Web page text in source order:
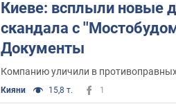
Киеве: всплыли новые
скандала с
Документы
Компанию уличили в
Кияни 15,8 т. 1